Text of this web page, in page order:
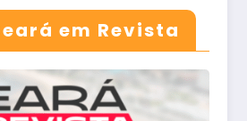
em Revista